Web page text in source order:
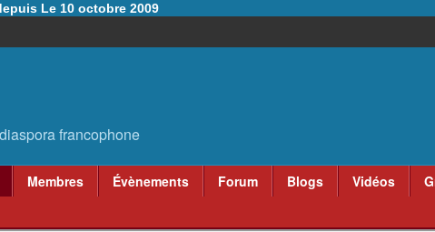
Le 10 octobre 2009
Membres Évènements Forum Blogs Vidéos